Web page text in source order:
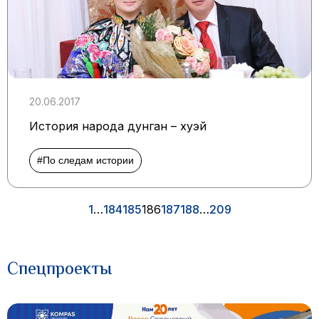
20.06.2017
История народа дунган – хуэй
#По следам истории
1…184185186187188…209
Спецпроекты